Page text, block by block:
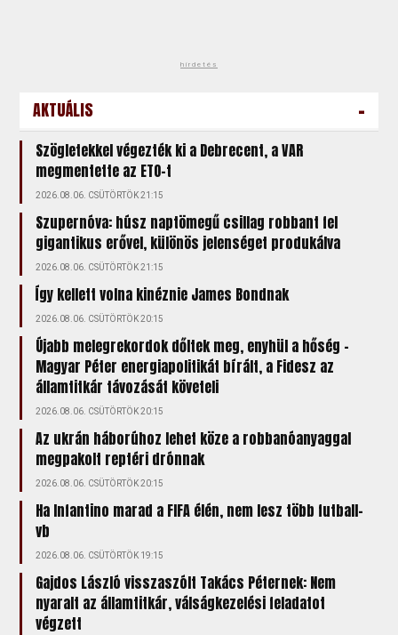
hirdetés
AKTUÁLIS -
Szögletekkel végezték ki a Debrecent, a VAR
megmentette az ETO-t
2026.08.06. CSÜTÖRTÖK 21:15
Szupernóva: húsz naptömegű csillag robbant fel
gigantikus erővel, különös jelenséget produkálva
2026.08.06. CSÜTÖRTÖK 21:15
Így kellett volna kinéznie James Bondnak
2026.08.06. CSÜTÖRTÖK 20:15
Újabb melegrekordok dőltek meg, enyhül a hőség –
Magyar Péter energiapolitikát bírált, a Fidesz az
államtitkár távozását követeli
2026.08.06. CSÜTÖRTÖK 20:15
Az ukrán háborúhoz lehet köze a robbanóanyaggal
megpakolt reptéri drónnak
2026.08.06. CSÜTÖRTÖK 20:15
Ha Infantino marad a FIFA élén, nem lesz több futball-
vb
2026.08.06. CSÜTÖRTÖK 19:15
Gajdos László visszaszólt Takács Péternek: Nem
nyaralt az államtitkár, válságkezelési feladatot
végzett